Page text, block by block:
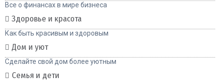
Все о финансах в мире бизнеса
Здоровье и красота
Как быть красивым и здоровым
Дом и уют
Сделайте свой дом более уютным
Семья и дети